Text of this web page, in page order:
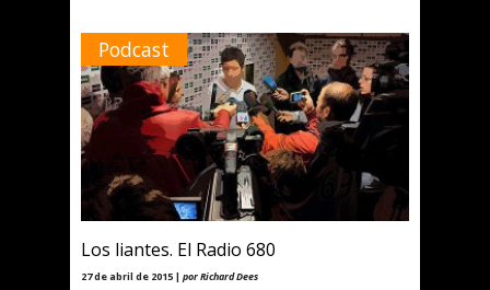
Podcast
Los liantes. El Radio 680
27 de abril de 2015 | por Richard Dees